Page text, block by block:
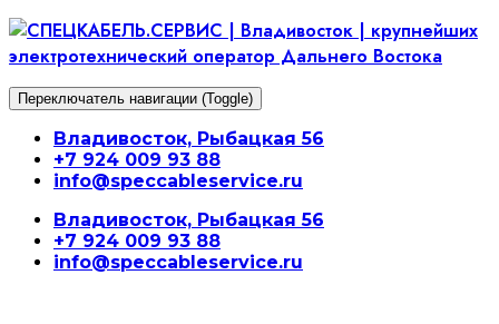
Перейти
к
содержимому
Переключатель навигации (Toggle)
Владивосток, Рыбацкая 56
+7 924 009 93 88
info@speccableservice.ru
Владивосток, Рыбацкая 56
+7 924 009 93 88
info@speccableservice.ru